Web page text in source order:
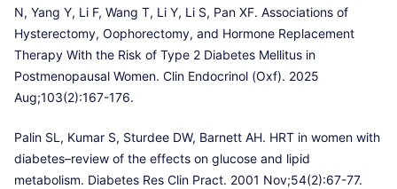
N, Yang Y, Li F, Wang T, Li Y, Li S, Pan XF. Associations of
Hysterectomy, Oophorectomy, and Hormone Replacement
Therapy With the Risk of Type 2 Diabetes Mellitus in
Postmenopausal Women. Clin Endocrinol (Oxf). 2025
Aug;103(2):167-176.
Palin SL, Kumar S, Sturdee DW, Barnett AH. HRT in women with
diabetes–review of the effects on glucose and lipid
metabolism. Diabetes Res Clin Pract. 2001 Nov;54(2):67-77.